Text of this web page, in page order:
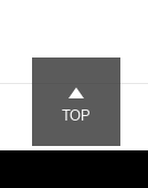
TOP